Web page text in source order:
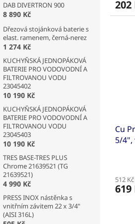
DAB DIVERTRON 900
8 890 Kč
Dřezová stojánková baterie s
elast. ramenem, černá-nerez
1 274 Kč
KUCHYŇSKÁ JEDNOPÁKOVÁ
BATERIE PRO VODOVODNÍ A
FILTROVANOU VODU
23045402
10 190 Kč
KUCHYŇSKÁ JEDNOPÁKOVÁ
BATERIE PRO VODOVODNÍ A
FILTROVANOU VODU
23045403
10 190 Kč
TRES BASE-TRES PLUS
Chrome 21639521 (TG
21639521)
4 990 Kč
PRESS INOX nástěnka s
vnitřním závitem 22 x 3/4"
(AISI 316L)
202
Cu
5/4",
512
619